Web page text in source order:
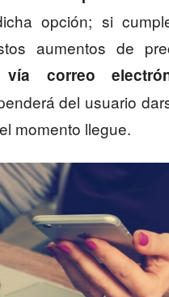
opción; si
aumentos de
vía correo
del usuario
momento llegue.